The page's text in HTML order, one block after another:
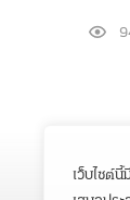
เว็บไซต์